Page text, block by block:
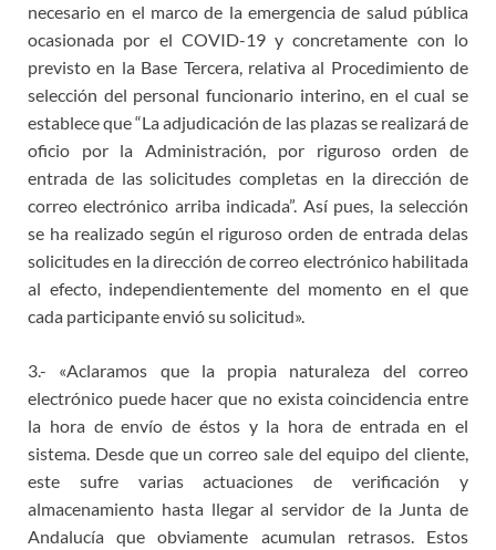
necesario en el marco de la emergencia de salud pública
ocasionada por el COVID-19 y concretamente con lo
previsto en la Base Tercera, relativa al Procedimiento de
selección del personal funcionario interino, en el cual se
establece que “La adjudicación de las plazas se realizará de
oficio por la Administración, por riguroso orden de
entrada de las solicitudes completas en la dirección de
correo electrónico arriba indicada”. Así pues, la selección
se ha realizado según el riguroso orden de entrada delas
solicitudes en la dirección de correo electrónico habilitada
al efecto, independientemente del momento en el que
cada participante envió su solicitud».
3.- «Aclaramos que la propia naturaleza del correo
electrónico puede hacer que no exista coincidencia entre
la hora de envío de éstos y la hora de entrada en el
sistema. Desde que un correo sale del equipo del cliente,
este sufre varias actuaciones de verificación y
almacenamiento hasta llegar al servidor de la Junta de
Andalucía que obviamente acumulan retrasos. Estos